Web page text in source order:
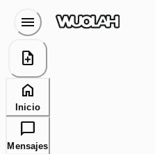
menu
note_add
home
Inicio
chat_bubble
Mensajes